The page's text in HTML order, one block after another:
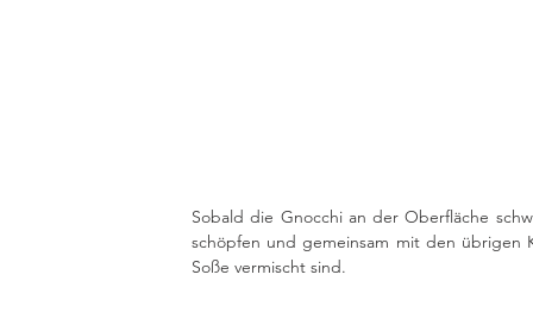
Sobald die Gnocchi an der Oberfläche
schöpfen und gemeinsam mit den übrigen
Soße vermischt sind.